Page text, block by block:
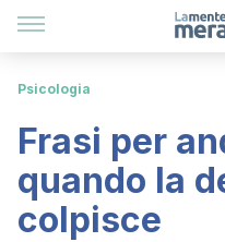
Psicologia
Frasi per
quando la
colpisce